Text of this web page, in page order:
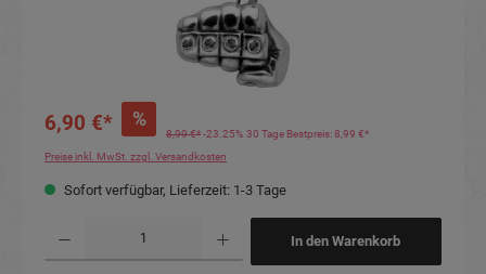
6,90 €* %
8,99 €*-23.25% 30 Tage Bestpreis: 8,99 €*
Preise inkl. MwSt. zzgl. Versandkosten
Sofort verfügbar, Lieferzeit: 1-3 Tage
In den Warenkorb